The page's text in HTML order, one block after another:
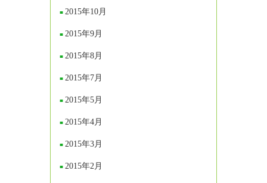
2015年10月
2015年9月
2015年8月
2015年7月
2015年5月
2015年4月
2015年3月
2015年2月